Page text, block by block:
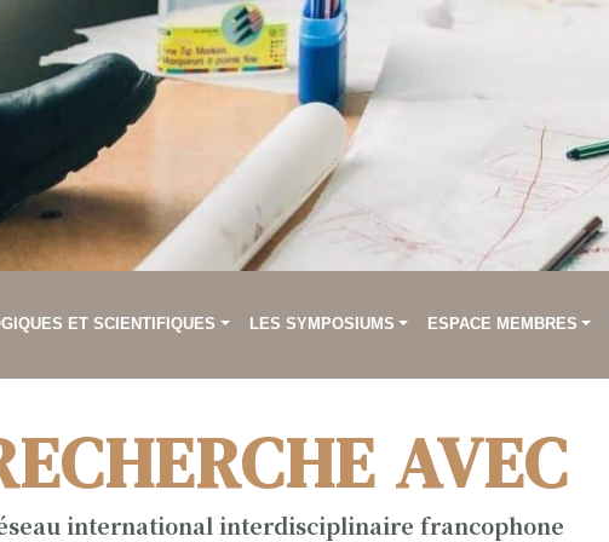
ET SCIENTIFIQUES LES SYMPOSIUMS ESPACE MEMBRES
AVEC
international interdisciplinaire francophone